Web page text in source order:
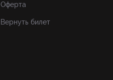
Оферта
Вернуть билет